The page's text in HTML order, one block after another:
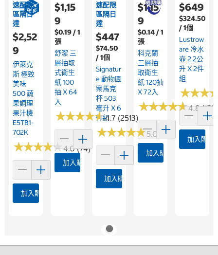
速配限
區隔日
達
$2,52
9
伊萊克
斯 極致
美味
500 蔬
果調理
果汁機
E5TB1-
702K
★★★★★
★★★★★4.0 (74)
加入購物車
$1,15
9
$0.19 / 1
張
舒潔 三
層抽取
式衛生
紙 100
抽 X 64
入
★★★★★
★★★★★4.7 (2513)
加入購物車
速配限
區隔日
達
$447
$74.50
/ 1個
Signatur
E 動物圖
案馬克
杯 503
毫升 X 6
件組
★★★★★
★★★★★5.0 (4)
加入購物車
$1,15
9
$0.14 / 1
張
科克蘭
三層抽
取衛生
紙 120抽
X 72入
★★★★★
★★★★★4.8
加入購物車
$649
$324.50
/ 1個
Lustrow
Are 冷水
壺 2.2公
升 X 2件
組
★★★
★★★
加入購物